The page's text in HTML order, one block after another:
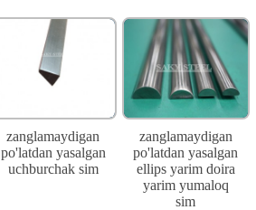
zanglamaydigan
po'latdan yasalgan
uchburchak sim
zanglamaydigan
po'latdan yasalgan
ellips yarim doira
yarim yumaloq
sim